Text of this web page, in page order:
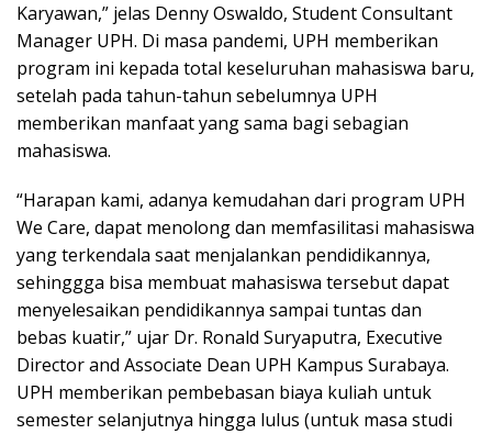
Karyawan,” jelas Denny Oswaldo, Student Consultant
Manager UPH. Di masa pandemi, UPH memberikan
program ini kepada total keseluruhan mahasiswa baru,
setelah pada tahun-tahun sebelumnya UPH
memberikan manfaat yang sama bagi sebagian
mahasiswa.
“Harapan kami, adanya kemudahan dari program UPH
We Care, dapat menolong dan memfasilitasi mahasiswa
yang terkendala saat menjalankan pendidikannya,
sehinggga bisa membuat mahasiswa tersebut dapat
menyelesaikan pendidikannya sampai tuntas dan
bebas kuatir,” ujar Dr. Ronald Suryaputra, Executive
Director and Associate Dean UPH Kampus Surabaya.
UPH memberikan pembebasan biaya kuliah untuk
semester selanjutnya hingga lulus (untuk masa studi